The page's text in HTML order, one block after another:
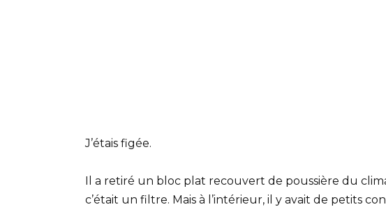
J’étais figée.
Il a retiré un bloc plat recouvert de poussière du
c’était un filtre. Mais à l’intérieur, il y avait de petits